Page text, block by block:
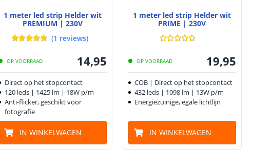
1 meter led strip Helder wit
PREMIUM | 230V
(1 reviews)
OP VOORRAAD 14,95
Direct op het stopcontact
120 leds | 1425 lm | 18W p/m
Anti-flicker, geschikt voor
fotografie
IN WINKELWAGEN
1 meter led strip Helder wit
PRIME | 230V
OP VOORRAAD 19,95
COB | Direct op het stopcontact
432 leds | 1098 lm | 13W p/m
Energiezuinige, egale lichtlijn
IN WINKELWAGEN